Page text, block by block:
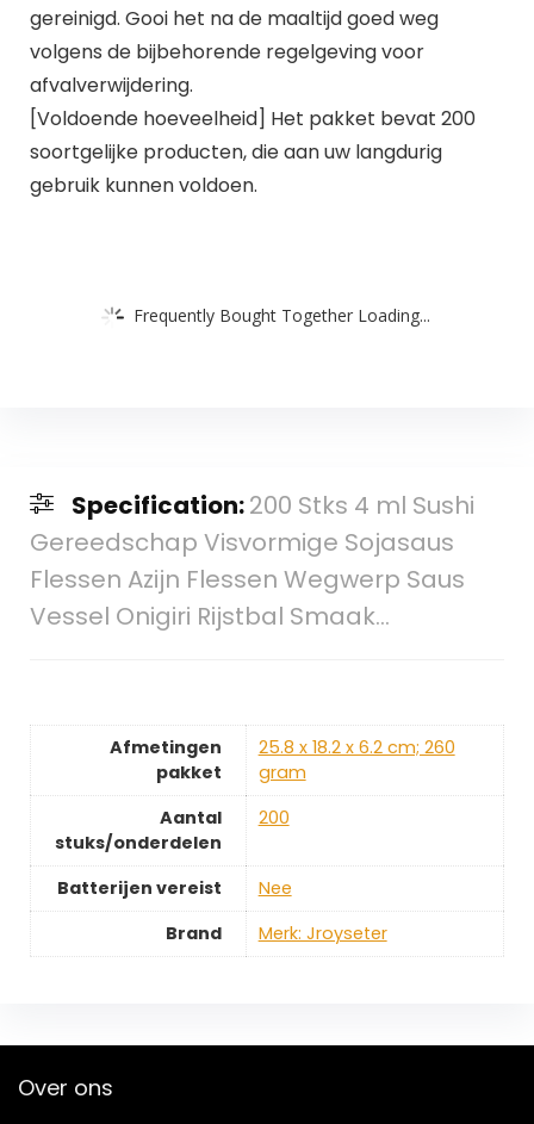
gereinigd. Gooi het na de maaltijd goed weg
volgens de bijbehorende regelgeving voor
afvalverwijdering.
[Voldoende hoeveelheid] Het pakket bevat 200
soortgelijke producten, die aan uw langdurig
gebruik kunnen voldoen.
Frequently Bought Together Loading...
Specification:200 Stks 4 ml Sushi
Gereedschap Visvormige Sojasaus
Flessen Azijn Flessen Wegwerp Saus
Vessel Onigiri Rijstbal Smaak…
Afmetingen
pakket
‎25.8 x 18.2 x 6.2 cm; 260
gram
Aantal
stuks/onderdelen
‎200
Batterijen vereist
‎Nee
Brand
Merk: Jroyseter
Over ons